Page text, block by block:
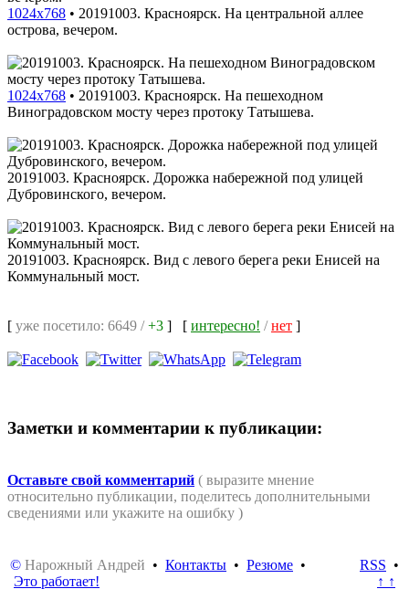
1024x768 • 20191003. Красноярск. На центральной аллее
острова, вечером.
1024x768 • 20191003. Красноярск. На пешеходном
Виноградовском мосту через протоку Татышева.
20191003. Красноярск. Дорожка набережной под улицей
Дубровинского, вечером.
20191003. Красноярск. Вид с левого берега реки Енисей на
Коммунальный мост.
[ уже посетило: 6649 /+3 ] [ интересно! /нет ]
Заметки и комментарии к публикации:
Оставьте свой комментарий ( выразите мнение
относительно публикации, поделитесь дополнительными
сведениями или укажите на ошибку )
© Нарожный Андрей • Контакты • Резюме •
Это работает!
RSS •
↑ ↑